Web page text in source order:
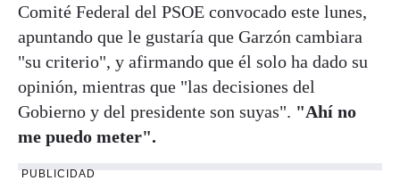
Comité Federal del PSOE convocado este lunes,
apuntando que le gustaría que Garzón cambiara
"su criterio", y afirmando que él solo ha dado su
opinión, mientras que "las decisiones del
Gobierno y del presidente son suyas". "Ahí no
me puedo meter".
PUBLICIDAD